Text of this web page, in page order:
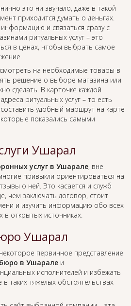
это ни звучало, даже в такой
приходится думать о деньгах.
и связаться сразу с
ритуальных услуг – это
в ценах, чтобы выбрать самое
на необходимые товары в
решение о выборе магазина или
сделать. В карточке каждой
ритуальных услуг – то есть
удобный маршрут на карте
показались самыми
Ушарал
услуг в Ушарале, вне
привыкли ориентироваться на
о ней. Это касается и служб
чем заключать договор, стоит
и изучить информацию обо всех
в открытых источниках.
Ушарал
первичное представление
в Ушарале и
исполнителей и избежать
таких тяжелых обстоятельствах